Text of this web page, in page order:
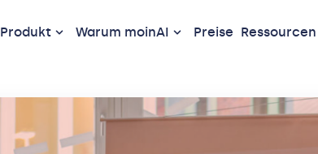
Produkt Warum moinAI Preise Ressourcen